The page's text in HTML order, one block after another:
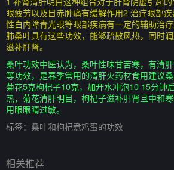
眼疲劳以及目赤肿痛有缓解作用2 治疗眼部
性白内障青光眼等眼部疾病有一定的辅助治
肺桑叶具有这些功效，能够疏散风热，同时
滋补肝肾。
桑叶功效中医认为，桑叶性味甘苦寒，有清
等功效，是春季常用的清肝火药材食用建议
菊花5克枸杞子10克，加开水冲泡10 15分钟
热，菊花清肝明目，枸杞子滋补肝肾且中和
用眼眼睛过敏。
标签： 桑叶和枸杞煮鸡蛋的功效
相关推荐